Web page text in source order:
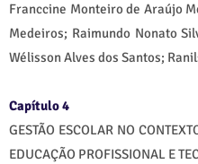
Franccine Monteiro de Araújo
Medeiros; Raimundo Nonato
Wélisson Alves dos Santos;
Capítulo 4
GESTÃO ESCOLAR NO
EDUCAÇÃO PROFISSIONAL E